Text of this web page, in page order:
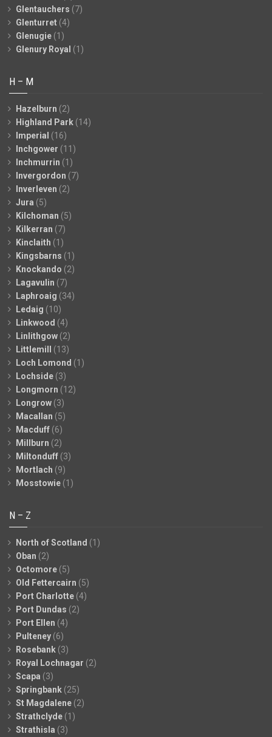
Glentauchers (7)
Glenturret (4)
Glenugie (1)
Glenury Royal (1)
H – M
Hazelburn (2)
Highland Park (14)
Imperial (16)
Inchgower (11)
Inchmurrin (1)
Invergordon (7)
Inverleven (2)
Jura (5)
Kilchoman (5)
Kilkerran (7)
Kinclaith (1)
Kingsbarns (1)
Knockando (2)
Lagavulin (7)
Laphroaig (34)
Ledaig (10)
Linkwood (4)
Linlithgow (2)
Littlemill
(13)
Loch Lomond (1)
Lochside (3)
Longmorn (12)
Longrow (3)
Macallan (5)
Macduff (6)
Millburn (2)
Miltonduff (3)
Mortlach (9)
Mosstowie (1)
N – Z
North of Scotland (1)
Oban (2)
Octomore (5)
Old Fettercairn (5)
Port Charlotte (4)
Port Dundas (2)
Port Ellen (4)
Pulteney (6)
Rosebank (3)
Royal Lochnagar (2)
Scapa (3)
Springbank (25)
St Magdalene (2)
Strathclyde (1)
Strathisla (3)